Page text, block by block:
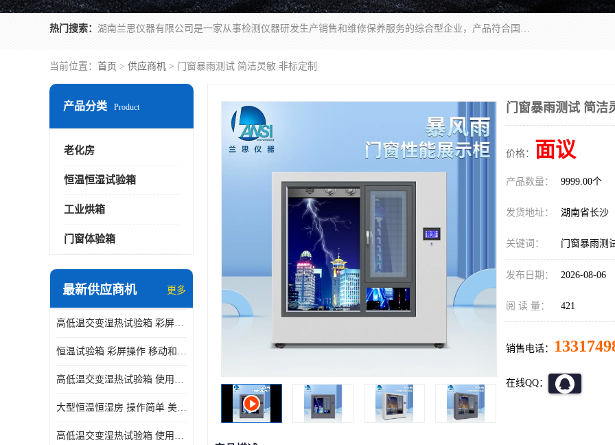
热门搜索： 湖南兰思仪器有限公司是一家从事检测仪器研发生产销售和维修保养服务的综合型企业，产品符合国际标准可按需定制专业售前售后工程师，主要有门窗性能体验箱、门窗隔音展示箱、恒温恒湿试验箱、步入式恒温恒湿房、高低温试验箱、老化试验箱、老化试验房、恒温恒湿培养箱、水泥标准养护试验箱、电热鼓风干燥试验箱、真空干燥箱、工业烤箱、盐雾腐蚀试验箱等。
当前位置： 首页 > 供应商机 > 门窗暴雨测试 简洁灵敏 非标定制
产品分类 Product
老化房
恒温恒湿试验箱
工业烘箱
门窗体验箱
最新供应商机 更多
高低温交变湿热试验箱 彩屏操作 移动和放置方便
恒温试验箱 彩屏操作 移动和放置方便
高低温交变湿热试验箱 使用寿命长 优良外油漆
大型恒温恒湿房 操作简单 美观实用 清洁更方便
高低温交变湿热试验箱 使用寿命长 造型美观大方新颖
门窗暴雨测试 简洁
价格： 面议
产品数量： 9999.00个
发货地址： 湖南省长沙
关键词： 门窗暴雨测
发布日期： 2026-08-06
阅 读 量： 421
销售电话：
在线QQ：